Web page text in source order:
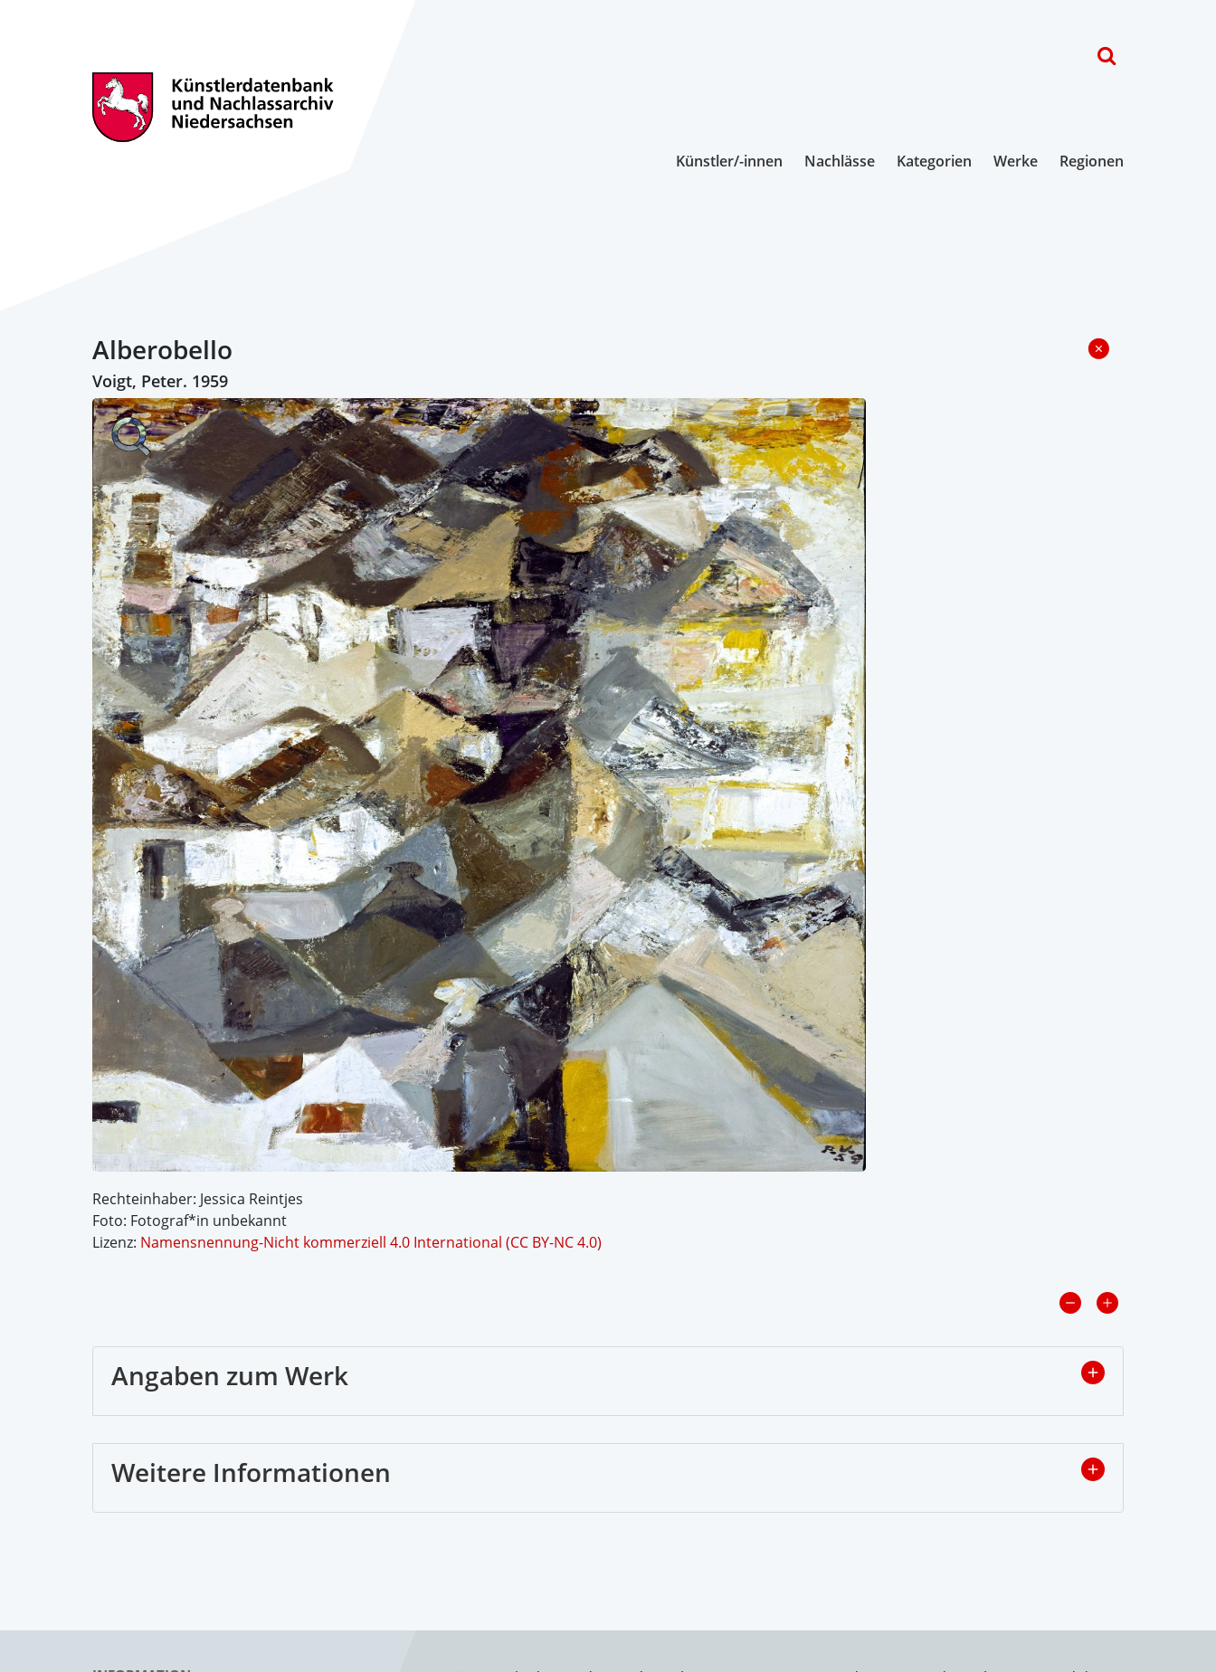
Künstler/-innen Nachlässe Kategorien Werke Regionen
Alberobello
Voigt, Peter. 1959
Rechteinhaber: Jessica Reintjes
Foto: Fotograf*in unbekannt
Lizenz: Namensnennung-Nicht kommerziell 4.0 International (CC BY-NC 4.0)
Angaben zum Werk
Weitere Informationen